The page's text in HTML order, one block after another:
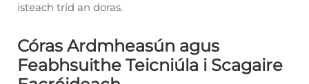
isteach tríd an doras.
Córas Ardmheasún agus
Feabhsuithe Teicniúla i Scagaire